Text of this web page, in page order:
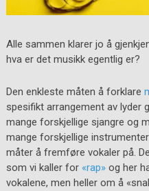
Alle sammen klarer jo å
hva er det musikk egentlig er?
Den enkleste måten å forklare
spesifikt arrangement av lyder
mange forskjellige sjangre og
mange forskjellige
måter å fremføre vokaler på.
som vi kaller for «rap»og her
vokalene, men heller om å